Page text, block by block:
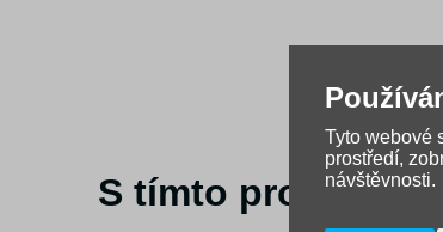
S tímto
Tyto webové
prostředí,
návštěvnosti.